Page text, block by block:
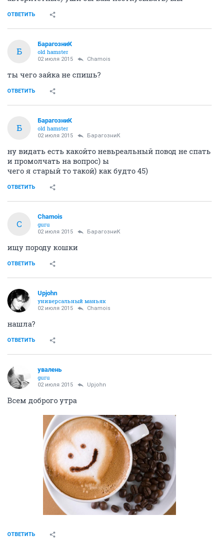
ОТВЕТИТЬ
Б
БарагозниК
old hamster
02 июля 2015 Chamois
ты чего зайка не спишь?
ОТВЕТИТЬ
Б
БарагозниК
old hamster
02 июля 2015 БарагозниК
ну видать есть какойто невьреальный повод не спать
и промолчать на вопрос) ы
чего я старый то такой) как будто 45)
ОТВЕТИТЬ
C
Chamois
guru
02 июля 2015 БарагозниК
ищу породу кошки
ОТВЕТИТЬ
Upjohn
универсальный маньяк
02 июля 2015 Chamois
нашла?
ОТВЕТИТЬ
увалень
guru
02 июля 2015 Upjohn
Всем доброго утра
ОТВЕТИТЬ